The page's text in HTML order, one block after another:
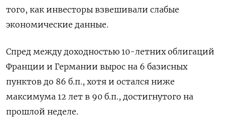
того, как инвесторы взвешивали слабые
экономические данные.
Спред между доходностью 10-летних облигаций
Франции и Германии вырос на 6 базисных
пунктов до 86 б.п., хотя и остался ниже
максимума 12 лет в 90 б.п., достигнутого на
прошлой неделе.